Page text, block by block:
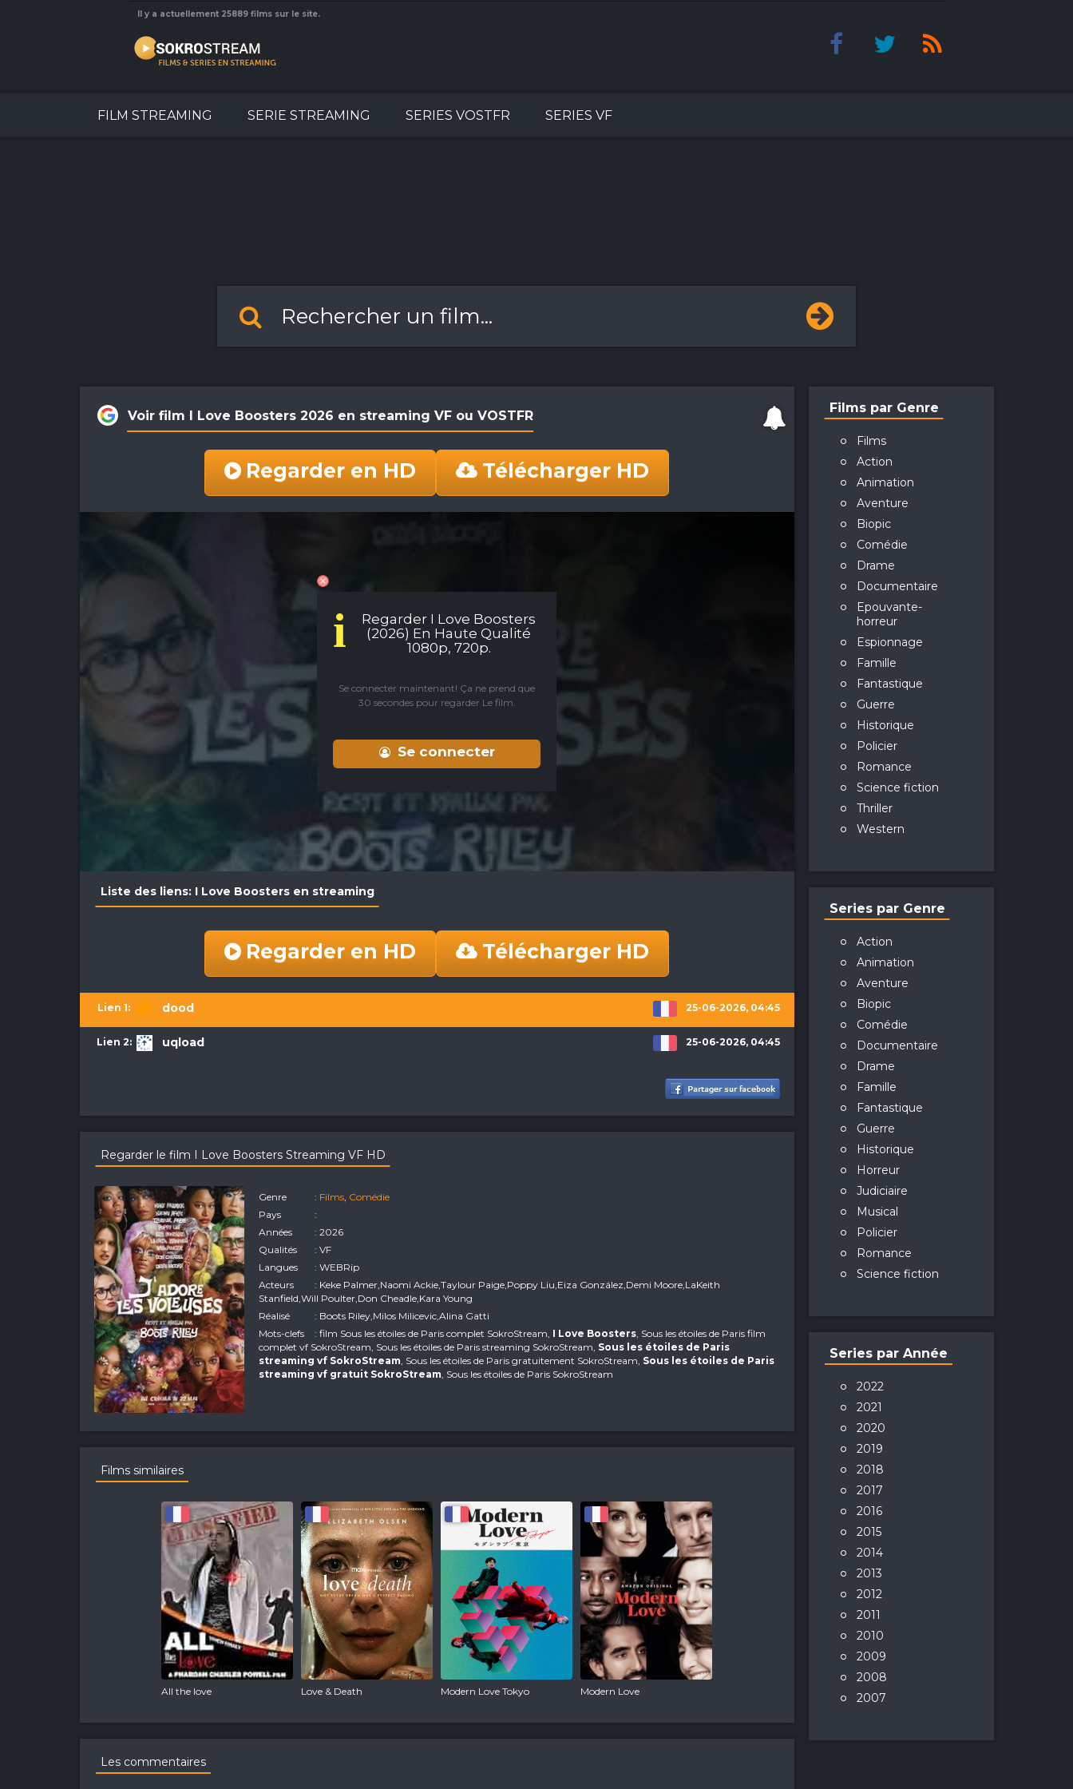
Il y a actuellement 25889 films sur le site.
FILM STREAMING SERIE STREAMING SERIES VOSTFR SERIES VF
Voir film I Love Boosters 2026 en streaming VF ou VOSTFR
Regarder en HD Télécharger HD
i
Regarder I Love Boosters
(2026) En Haute Qualité
1080p, 720p.
Se connecter maintenant! Ça ne prend que
30 secondes pour regarder Le film.
Se connecter
Liste des liens: I Love Boosters en streaming
Regarder en HD Télécharger HD
dood 25-06-2026, 04:45
uqload 25-06-2026, 04:45
Regarder le film I Love Boosters Streaming VF HD
Genre : Films, Comédie
Pays
:
Années
: 2026
Qualités
: VF
Langues
: WEBRip
Acteurs
: Keke Palmer,Naomi Ackie,Taylour Paige,Poppy Liu,Eiza González,Demi Moore,LaKeith
Stanfield,Will Poulter,Don Cheadle,Kara Young
Réalisé
: Boots Riley,Milos Milicevic,Alina Gatti
Mots-clefs
: film Sous les étoiles de Paris complet SokroStream, I Love Boosters, Sous les étoiles de Paris film
complet vf SokroStream, Sous les étoiles de Paris streaming SokroStream, Sous les étoiles de Paris
streaming vf SokroStream, Sous les étoiles de Paris gratuitement SokroStream, Sous les étoiles de Paris
streaming vf gratuit SokroStream, Sous les étoiles de Paris SokroStream
Films similaires
All the love Love & Death Modern Love Tokyo Modern Love
Les commentaires
Films par Genre
Films
Action
Animation
Aventure
Biopic
Comédie
Drame
Documentaire
Epouvante-
horreur
Espionnage
Famille
Fantastique
Guerre
Historique
Policier
Romance
Science fiction
Thriller
Western
Series par Genre
Action
Animation
Aventure
Biopic
Comédie
Documentaire
Drame
Famille
Fantastique
Guerre
Historique
Horreur
Judiciaire
Musical
Policier
Romance
Science fiction
Series par Année
2022
2021
2020
2019
2018
2017
2016
2015
2014
2013
2012
2011
2010
2009
2008
2007